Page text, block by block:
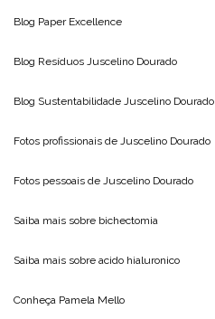
Blog Paper Excellence
Blog Resíduos Juscelino Dourado
Blog Sustentabilidade Juscelino Dourado
Fotos profissionais de Juscelino Dourado
Fotos pessoais de Juscelino Dourado
Saiba mais sobre bichectomia
Saiba mais sobre acido hialuronico
Conheça Pamela Mello